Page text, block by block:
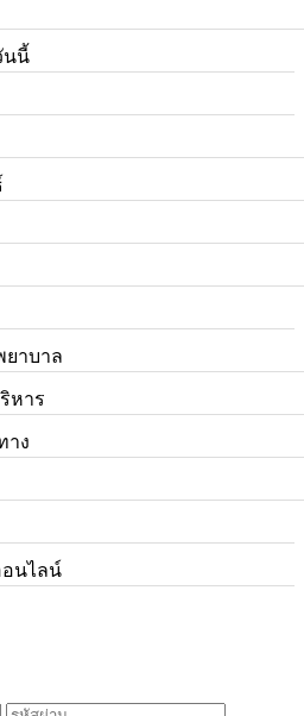
นนี้
ยาบาล
หาร
าง
อนไลน์